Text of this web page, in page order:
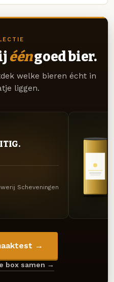
ééngoed bier.
welke bieren écht in
liggen.
Scheveningen
→
box samen →